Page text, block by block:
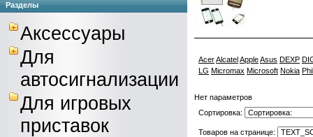
Разделы
Аксессуары
Для
автосигнализации
Для игровых
приставок
AcerAlcatelAppleAsus DEXP
LG Micromax Microsoft Nokia
Нет параметров
Сортировка:
Товаров на странице: